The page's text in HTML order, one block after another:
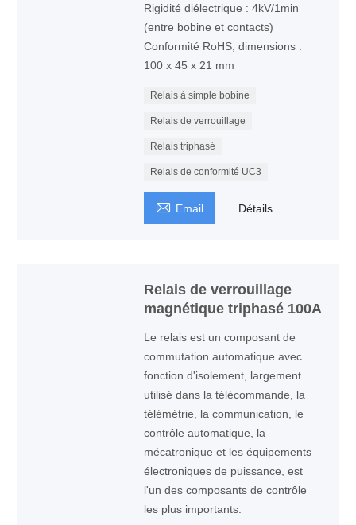
Rigidité diélectrique : 4kV/1min
(entre bobine et contacts)
Conformité RoHS, dimensions :
100 x 45 x 21 mm
Relais à simple bobine
Relais de verrouillage
Relais triphasé
Relais de conformité UC3
 Email Détails
Relais de verrouillage
magnétique triphasé 100A
Le relais est un composant de
commutation automatique avec
fonction d'isolement, largement
utilisé dans la télécommande, la
télémétrie, la communication, le
contrôle automatique, la
mécatronique et les équipements
électroniques de puissance, est
l'un des composants de contrôle
les plus importants.